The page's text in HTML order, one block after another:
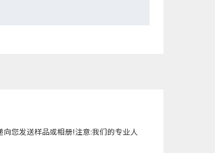
您发送样品或相册!注意:我们的专业人